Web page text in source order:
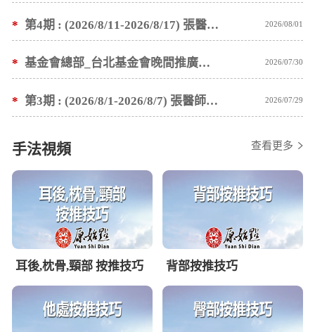
* 第4期 : (2026/8/11-2026/8/17) 張醫師親自培訓手法 廣州基礎班7 天錄取名單公告 2026/08/01
* 基金會總部_台北基金會晚間推廣暫停服務公告 2026/07/30
* 第3期 : (2026/8/1-2026/8/7) 張醫師親自培訓手法 廣州基礎班7 天錄取名單公告 2026/07/29
手法視頻 查看更多
耳後,枕骨,頸部 按推技巧 背部按推技巧